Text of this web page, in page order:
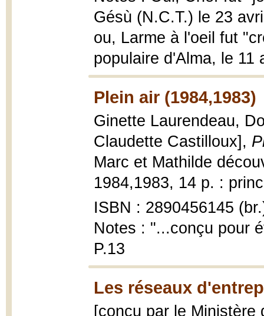
Gésù (N.C.T.) le 23
ou, Larme à l'oeil fut
populaire d'Alma, le
Plein air (1984,1983)
Ginette Laurendeau,
Claudette Castilloux],
Marc et Mathilde
1984,1983, 14 p. :
ISBN : 2890456145
Notes : "...conçu pour
P.13
Les réseaux
[conçu par le